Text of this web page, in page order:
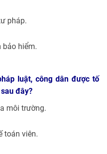
pháp.
bảo hiểm.
luật, công dân được tố
đây?
môi trường.
toán viên.